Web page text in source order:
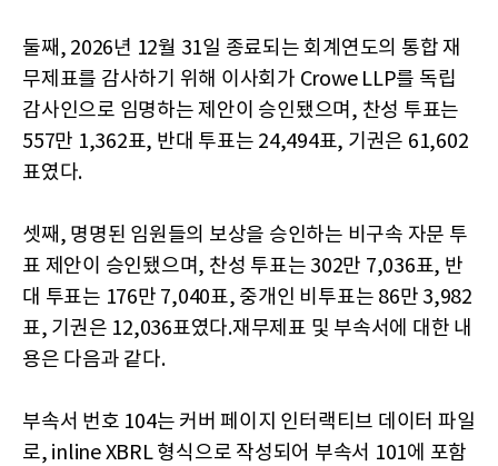
둘째, 2026년 12월 31일 종료되는 회계연도의 통합 재
무제표를 감사하기 위해 이사회가 Crowe LLP를 독립
감사인으로 임명하는 제안이 승인됐으며, 찬성 투표는
557만 1,362표, 반대 투표는 24,494표, 기권은 61,602
표였다.
셋째, 명명된 임원들의 보상을 승인하는 비구속 자문 투
표 제안이 승인됐으며, 찬성 투표는 302만 7,036표, 반
대 투표는 176만 7,040표, 중개인 비투표는 86만 3,982
표, 기권은 12,036표였다.재무제표 및 부속서에 대한 내
용은 다음과 같다.
부속서 번호 104는 커버 페이지 인터랙티브 데이터 파일
로, inline XBRL 형식으로 작성되어 부속서 101에 포함